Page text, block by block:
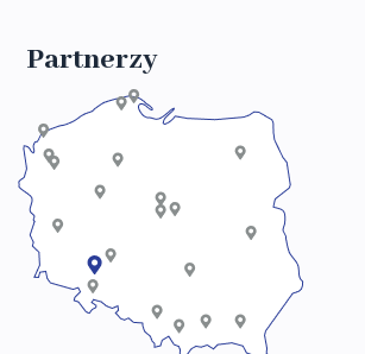
Partnerzy